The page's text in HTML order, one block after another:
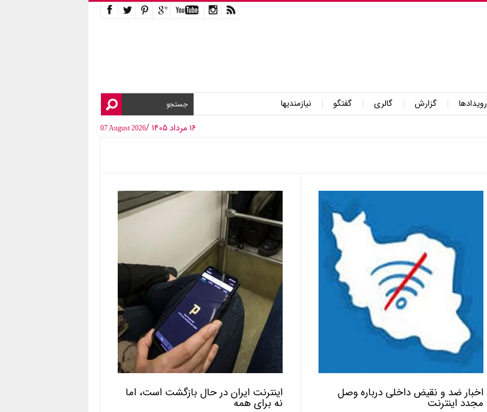
رویدادها گزارش گالری گفتگو
نیازمندیها
۱۶ مرداد ۱۴۰۵ /
07 August 2026
اینترنت ایران در حال بازگشت است، اما
نه برای همه
اخبار ضد و نقیض داخلی درباره وصل
مجدد اینترنت